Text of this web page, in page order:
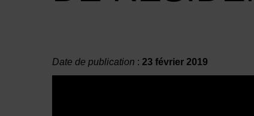
Date de publication : 23 février 2019